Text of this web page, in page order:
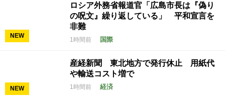
NEW
ロシア外務省報道官「広島市長は『偽り
の呪文』繰り返している」 平和宣言を
非難
1時間前 国際
NEW
産経新聞 東北地方で発行休止 用紙代
や輸送コスト増で
1時間前 経済